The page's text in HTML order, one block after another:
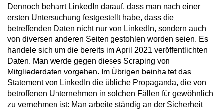
Dennoch beharrt LinkedIn darauf, dass man nach einer
ersten Untersuchung festgestellt habe, dass die
betreffenden Daten nicht nur von LinkedIn, sondern auch
von diversen anderen Seiten gestohlen worden seien. Es
handele sich um die bereits im April 2021 veröffentlichten
Daten. Man werde gegen dieses Scraping von
Mitgliederdaten vorgehen. Im Übrigen beinhaltet das
Statement von LinkedIn die übliche Propaganda, die von
betroffenen Unternehmen in solchen Fällen für gewöhnlich
zu vernehmen ist: Man arbeite ständig an der Sicherheit